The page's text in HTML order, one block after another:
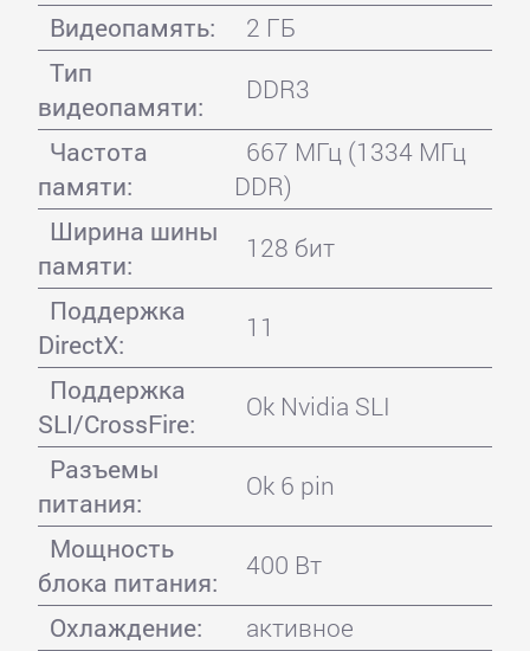
Видеопамять:
2 ГБ
Тип
видеопамяти:
DDR3
Частота
памяти:
667 МГц (1334 МГц
DDR)
Ширина шины
памяти:
128 бит
Поддержка
DirectX:
11
Поддержка
SLI/CrossFire:
Ok Nvidia SLI
Разъемы
питания:
Ok 6 pin
Мощность
блока питания:
400 Вт
Охлаждение:
активное